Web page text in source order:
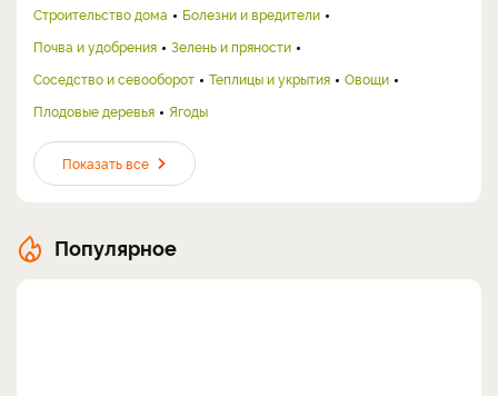
Строительство дома
Болезни и вредители
Почва и удобрения
Зелень и пряности
Соседство и севооборот
Теплицы и укрытия
Овощи
Плодовые деревья
Ягоды
Показать все
Популярное